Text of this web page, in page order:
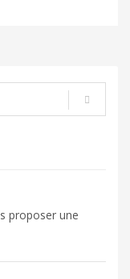
proposer une